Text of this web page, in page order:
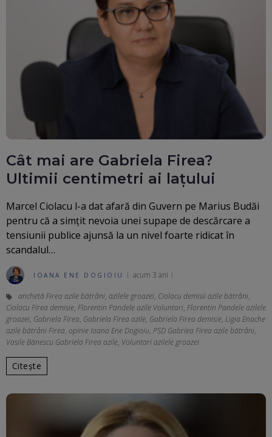
Cât mai are Gabriela Firea?
Ultimii centimetri ai lațului
Marcel Ciolacu l-a dat afară din Guvern pe Marius Budăi
pentru că a simțit nevoia unei supape de descărcare a
tensiunii publice ajunsă la un nivel foarte ridicat în
scandalul…
IOANA ENE DOGIOIU acum 3 ani
anchetă Firea azile bătrâni, azilele groazei, Ciolacu demisii azile bătrâni,
Ciolacu Firea demisie, Florentin Pandele azile Voluntari, Florentin Pandele azilele
groazei, Gabriela Firea, Gabriela Firea azile, Gabriela Firea demisie, Ligia Enache
azile bătrâni Firea, opinie Ioana Ene Dogioiu, PSD Gabriea Firea azile bătrâni,
Vasile Bănescu Gabriela Firea azile, Voluntari azilele groazei
Citește